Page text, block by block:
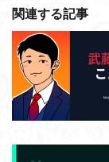
関連する記事